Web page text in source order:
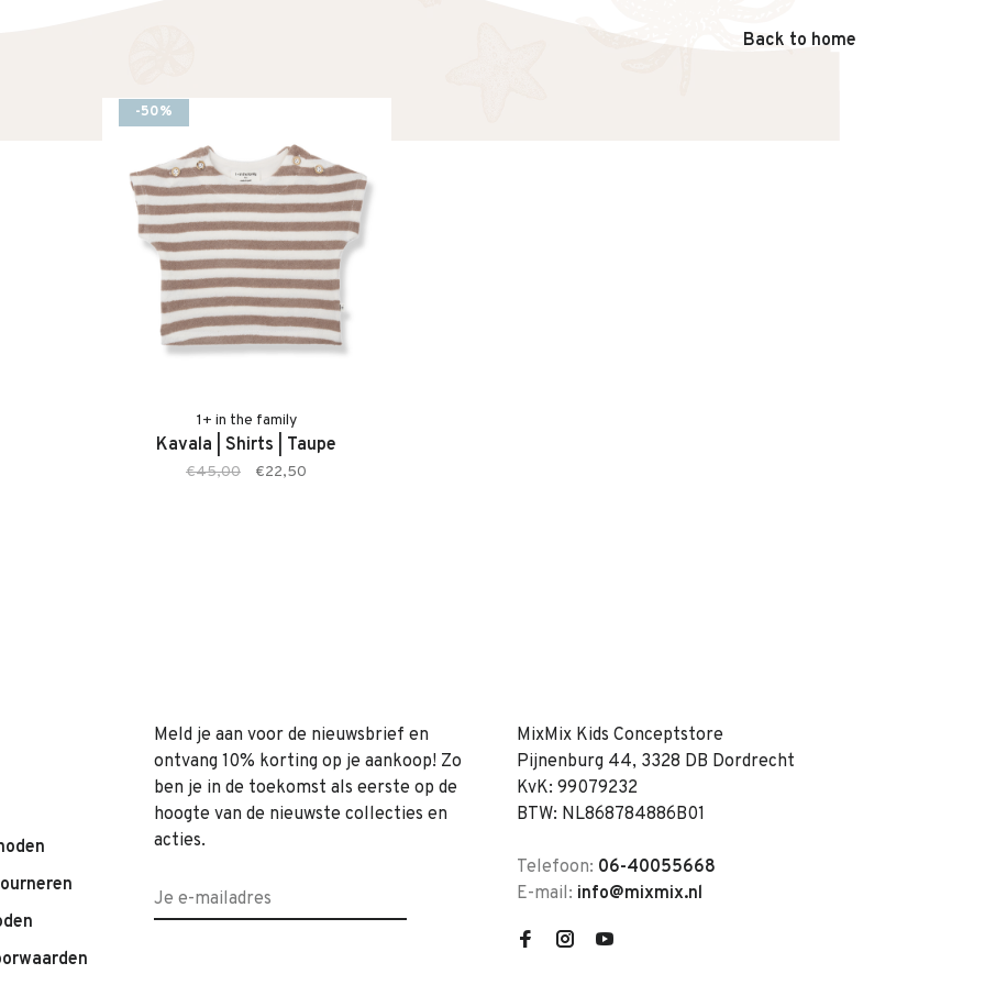
Back to home
-50%
1+ in the family
Kavala | Shirts | Taupe
€45,00 €22,50
Meld je aan voor de nieuwsbrief en
ontvang 10% korting op je aankoop! Zo
ben je in de toekomst als eerste op de
hoogte van de nieuwste collecties en
acties.
MixMix Kids Conceptstore
Pijnenburg 44, 3328 DB Dordrecht
KvK: 99079232
BTW: NL868784886B01
Telefoon: 06-40055668
E-mail: info@mixmix.nl